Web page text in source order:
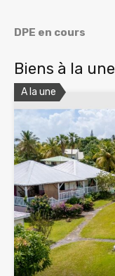
DPE en cours
Biens à la une
A la une